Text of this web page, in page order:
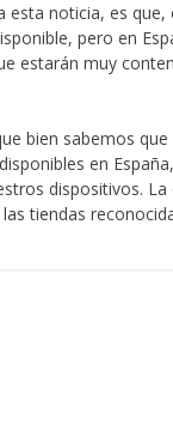
esta noticia, es
pero en
estarán muy
bien sabemos
en
dispositivos.
tiendas